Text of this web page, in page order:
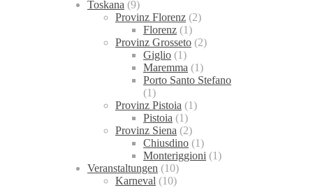
Toskana (9)
Provinz Florenz (2)
Florenz (1)
Provinz Grosseto (2)
Giglio (1)
Maremma (1)
Porto Santo Stefano
(1)
Provinz Pistoia (1)
Pistoia (1)
Provinz Siena (2)
Chiusdino (1)
Monteriggioni (1)
Veranstaltungen (10)
Karneval (10)